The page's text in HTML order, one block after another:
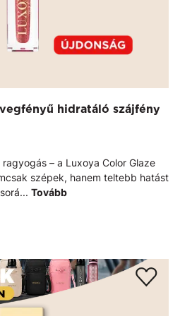
hidratáló szájfény
– a Luxoya Color Glaze
szépek, hanem teltebb hatást
Tovább